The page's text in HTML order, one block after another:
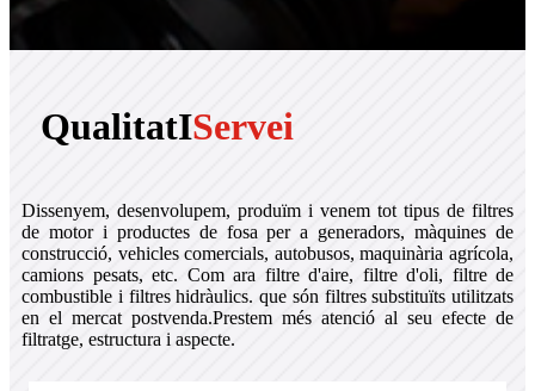
QualitatIServei
Dissenyem, desenvolupem, produïm i venem tot tipus de filtres
de motor i productes de fosa per a generadors, màquines de
construcció, vehicles comercials, autobusos, maquinària agrícola,
camions pesats, etc. Com ara filtre d'aire, filtre d'oli, filtre de
combustible i filtres hidràulics. que són filtres substituïts utilitzats
en el mercat postvenda.Prestem més atenció al seu efecte de
filtratge, estructura i aspecte.